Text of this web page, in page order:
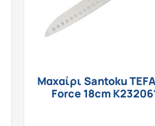
Μαχαίρι Santoku
Force 18cm